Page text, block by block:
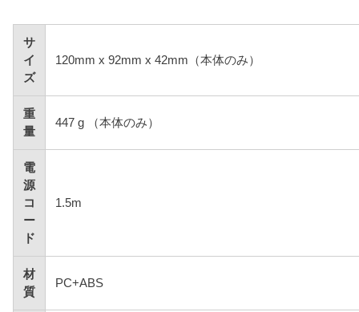
サ
イ
ズ
120mm x 92mm x 42mm（本体のみ）
重
量
447 g （本体のみ）
電
源
コ
ー
ド
1.5m
材
質
PC+ABS